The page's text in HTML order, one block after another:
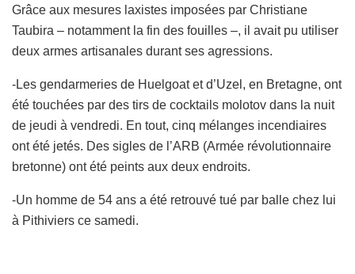
Grâce aux mesures laxistes imposées par Christiane
Taubira – notamment la fin des fouilles –, il avait pu utiliser
deux armes artisanales durant ses agressions.
-Les gendarmeries de Huelgoat et d’Uzel, en Bretagne, ont
été touchées par des tirs de cocktails molotov dans la nuit
de jeudi à vendredi. En tout, cinq mélanges incendiaires
ont été jetés. Des sigles de l’ARB (Armée révolutionnaire
bretonne) ont été peints aux deux endroits.
-Un homme de 54 ans a été retrouvé tué par balle chez lui
à Pithiviers ce samedi.